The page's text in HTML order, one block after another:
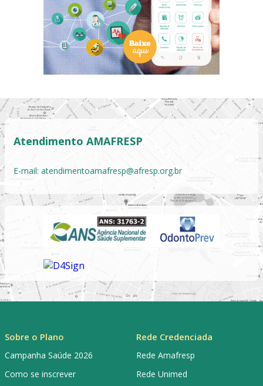
Atendimento AMAFRESP
E-mail: atendimentoamafresp@afresp.org.br
Sobre o Plano
Campanha Saúde 2026
Como se inscrever
Rede Credenciada
Rede Amafresp
Rede Unimed